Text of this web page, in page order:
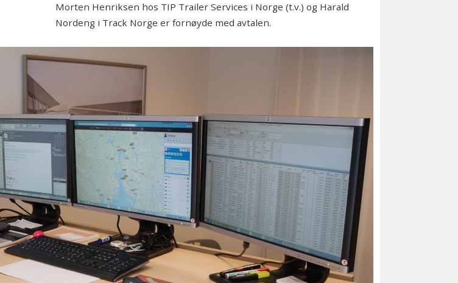
Morten Henriksen hos TIP Trailer Services i Norge (t.v.) og Harald
Nordeng i Track Norge er fornøyde med avtalen.